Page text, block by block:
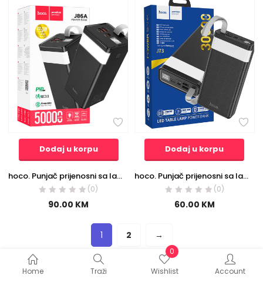
Home Traži
0
Wishlist
Account
Dodaj u korpu
hoco. Punjač prijenosni sa lampom, 50000mAh, brzi QC/PD, 3A – J86A Powermaster
(0)
90.00 KM
Dodaj u korpu
hoco. Punjač prijenosni sa lampom, Hoco j73, 30000mAh, 2A / 2A – J73 Powerful, Black
(0)
60.00 KM
1 2 →